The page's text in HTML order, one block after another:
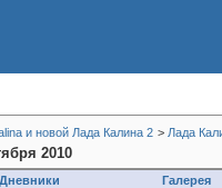
и новой Лада Калина 2 > Лада
2010
Дневники Галерея